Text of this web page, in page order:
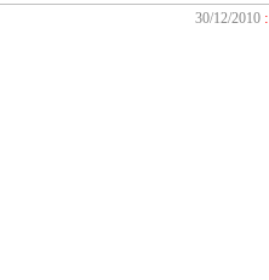
:
30/12/2010